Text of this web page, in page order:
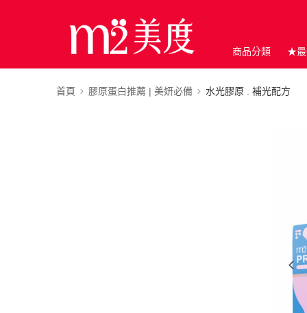
商品分類 ★
首頁 膠原蛋白推薦 | 美妍必備 水光膠原 . 補光配方